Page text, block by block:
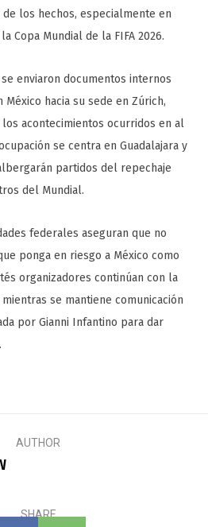
los hechos, especialmente en
Copa Mundial de la FIFA 2026.
enviaron documentos internos
México hacia su sede en Zúrich,
acontecimientos ocurridos en al
se centra en Guadalajara y
partidos del repechaje
del Mundial.
federales aseguran que no
ponga en riesgo a México como
organizadores continúan con la
se mantiene comunicación
por Gianni Infantino para dar
AUTHOR
SHARE